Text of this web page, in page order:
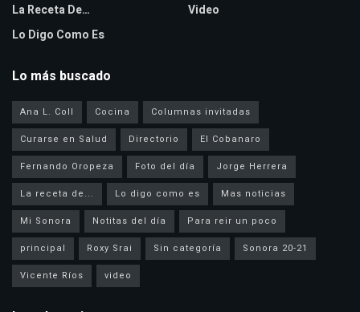
La Receta De…
Lo Digo Como Es
Video
Lo más buscado
Ana L. Coll Cocina
Columnas invitadas
Curarse en Salud
Directorio
El Cobanaro
Fernando Oropeza
Foto del día
Jorge Herrera
La receta de...
Lo digo como es
Mas noticias
Mi Sonora
Notitas del día
Para reir un poco
principal
Roxy Srai Sin categoría
Sonora 20-21
Vicente Ríos
video